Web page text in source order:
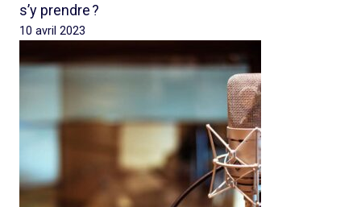
s’y prendre ?
10 avril 2023